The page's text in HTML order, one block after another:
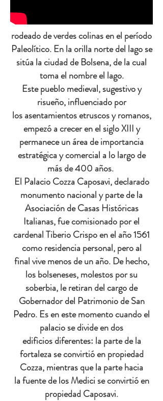
rodeado de verdes colinas en el período
Paleolítico. En la orilla norte del lago se
sitúala ciudad de Bolsena, de la cual
toma el nombre el lago.
Este pueblo medieval, sugestivo y
risueño, influenciado por
los asentamientos etruscos y romanos,
empezó a crecer en el siglo XIII y
permanece un área de importancia
estratégica y comercial a lo largo de
más de 400 años.
El Palacio Cozza Caposavi, declarado
monumento nacional y parte de la
Asociación de Casas Históricas
Italianas, fue comisionado por el
cardenal Tiberio Crispo en el año 1561
como residencia personal, pero al
final vive menos de un año. De hecho,
los bolseneses, molestos por su
soberbia, le retiran del cargo de
Gobernador del Patrimonio de San
Pedro. Es en este momento cuando el
palacio se divide en dos
edificios diferentes: la parte de la
fortaleza se convirtió en propiedad
Cozza, mientras que la parte hacia
la fuente de los Medici se convirtió en
propiedad Caposavi.